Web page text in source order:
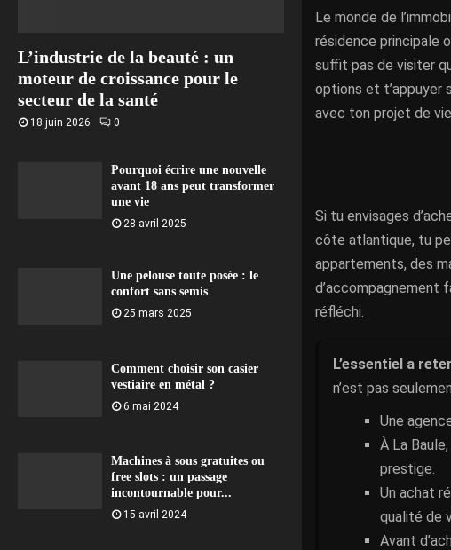
L’industrie de la beauté : un
moteur de croissance pour le
secteur de la santé
18 juin 2026 0
Pourquoi écrire une nouvelle
avant 18 ans peut transformer
une vie
28 avril 2025
Une pelouse toute posée : le
confort sans semis
25 mars 2025
Comment choisir son casier
vestiaire en métal ?
6 mai 2024
Machines à sous gratuites ou
free slots : un passage
incontournable pour...
15 avril 2024
Le monde de
résidence principale
suffit pas de visiter
options et t’appuyer
avec ton projet de
Si tu envisages
côte atlantique, tu
appartements, des
d’accompagnement
réfléchi.
L’essentiel a
n’est pas
Une
À La
prestige.
Un achat
qualité de
Avant